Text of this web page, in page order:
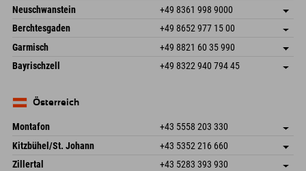
An der Breitach 3
87538 Fischen I. Allgäu
Deutschland
Adresse speichern
Anreiseinfos
Buchen
Neuschwanstein +49 8361 998 9000
An der Riese 45
87484 Nesselwang im Allgäu
Deutschland
Adresse speichern
Buchen
Berchtesgaden +49 8652 977 15 00
Hofreitstr. 7
83471 Schönau am Königssee
Deutschland
Adresse speichern
Anreiseinfos
Buchen
Garmisch +49 8821 60 35 990
Frickenstraße 22
82490 Farchant
Adresse speichern
Bayrischzell +49 8322 940 794 45
Deutschland
Österreich
Montafon +43 5558 203 330
Dorfstr. 127b
6793 Gaschurn/Montafon
Österreich
Adresse speichern
Anreiseinfos
Buchen
Kitzbühel/St. Johann +43 5352 216 660
Speckbacherstraße 87
Adresse speichern
Zillertal +43 5283 393 930